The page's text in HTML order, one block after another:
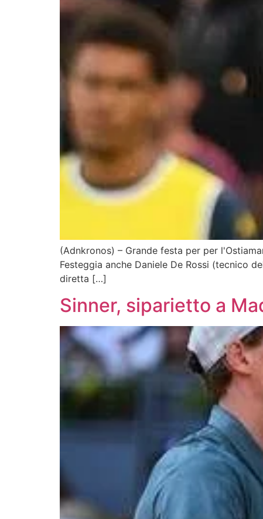
(Adnkronos) – Grande festa per per
Festeggia anche Daniele De Rossi (tecnico
diretta […]
Sinner, siparietto a